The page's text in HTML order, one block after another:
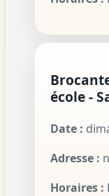
école -
Date :
Adresse :
Horaires :